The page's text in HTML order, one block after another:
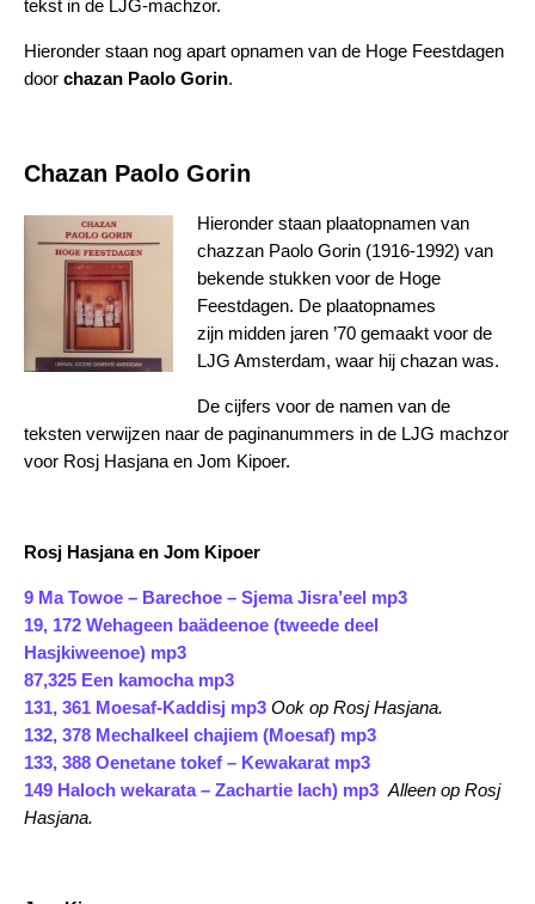
tekst in de LJG-machzor.
Hieronder staan nog apart opnamen van de Hoge Feestdagen
door chazan Paolo Gorin.
Chazan Paolo Gorin
Hieronder staan plaatopnamen van
chazzan Paolo Gorin (1916-1992) van
bekende stukken voor de Hoge
Feestdagen. De plaatopnames
zijn midden jaren ’70 gemaakt voor de
LJG Amsterdam, waar hij chazan was.
De cijfers voor de namen van de
teksten verwijzen naar de paginanummers in de LJG machzor
voor Rosj Hasjana en Jom Kipoer.
Rosj Hasjana en Jom Kipoer
9 Ma Towoe – Barechoe – Sjema Jisra’eel mp3
19, 172 Wehageen baädeenoe (tweede deel
Hasjkiweenoe) mp3
87,325 Een kamocha mp3
131, 361 Moesaf-Kaddisj mp3 Ook op Rosj Hasjana.
132, 378 Mechalkeel chajiem (Moesaf) mp3
133, 388 Oenetane tokef – Kewakarat mp3
149 Haloch wekarata – Zachartie lach) mp3 Alleen op Rosj
Hasjana.